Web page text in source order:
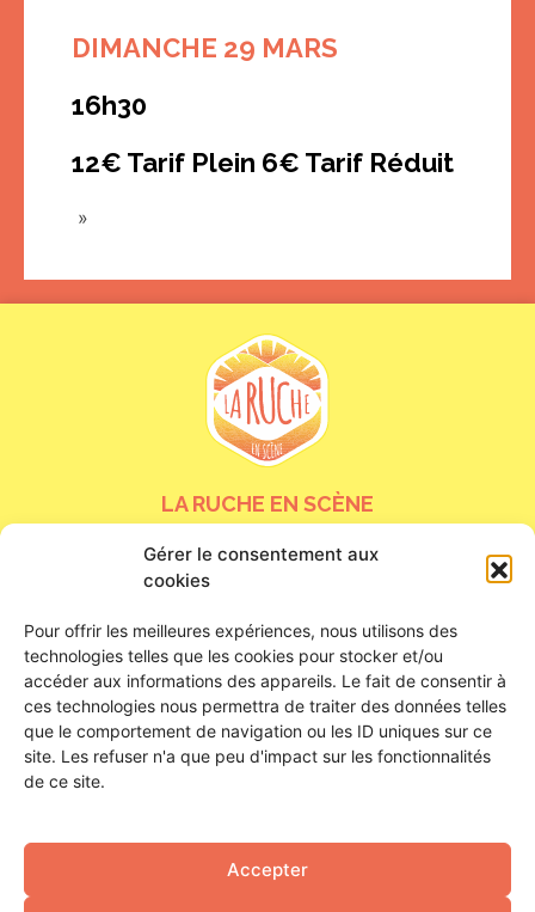
Gérer le consentement aux
cookies
Pour offrir les meilleures expériences, nous utilisons des
technologies telles que les cookies pour stocker et/ou
accéder aux informations des appareils. Le fait de consentir à
ces technologies nous permettra de traiter des données telles
que le comportement de navigation ou les ID uniques sur ce
site. Les refuser n'a que peu d'impact sur les fonctionnalités
de ce site.
Accepter
DIMANCHE 29 MARS
16h30
12€ Tarif Plein 6€ Tarif Réduit
»
LA RUCHE EN SCÈNE
24 bis rue de la Tour Neuve
45000 Orléans
HORAIRES D’OUVERTURE
Du lundi au samedi
De 16h à 23h